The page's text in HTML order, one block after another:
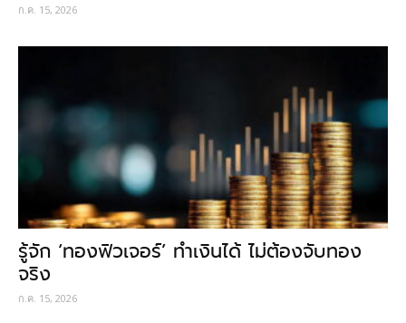
ก.ค. 15, 2026
รู้จัก ‘ทองฟิวเจอร์’ ทำเงินได้ ไม่ต้องจับทอง
จริง
ก.ค. 15, 2026